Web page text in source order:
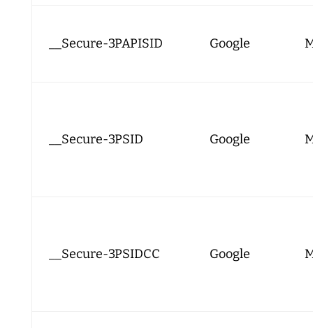
__Secure-3PAPISID Google
__Secure-3PSID Google
__Secure-3PSIDCC Google